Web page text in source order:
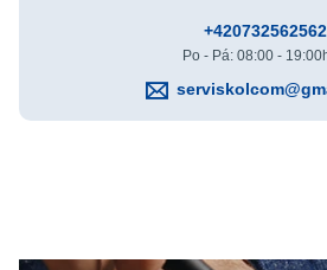
+420732562562
Po - Pá: 08:00 -